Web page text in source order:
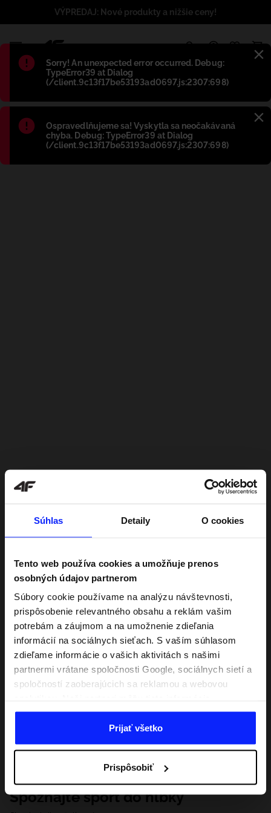
Súhlas Detaily O cookies
Tento web používa cookies a umožňuje prenos
osobných údajov partnerom
Súbory cookie používame na analýzu návštevnosti,
prispôsobenie relevantného obsahu a reklám vašim
potrebám a záujmom a na umožnenie zdieľania
informácií na sociálnych sieťach. S vaším súhlasom
zdieľame informácie o vašich aktivitách s našimi
partnermi vrátane spoločnosti Google, sociálnych sietí a
spoločností zaoberajúcich sa reklamou a webovou
kombinovať s inými, ktoré poskytnete mimo tejto
webovej stránky, ako aj s údajmi, ktoré získajú v
dôsledku vášho používania ich služieb. S vaším
našim partnerom, aby sme zacielili a zlepšili spôsob
zobrazovania online reklamy, vykonali analytický
prieskum, upravili obsah a zlepšili riešenia ponúkané
Prijať všetko
Prispôsobiť
Błąd:
Sorry! An unexpected error occurred. Debug:
TypeError39 at Dialog
(/client.9c13f17be53193ad0697.js:2307:698)
Błąd:
Ospravedlňujeme sa! Vyskytla sa neočakávaná
chyba. Debug: TypeError39 at Dialog
(/client.9c13f17be53193ad0697.js:2307:698)
VÝPREDAJ: Nové produkty a nižšie ceny!
Spoznajte šport do hĺbky